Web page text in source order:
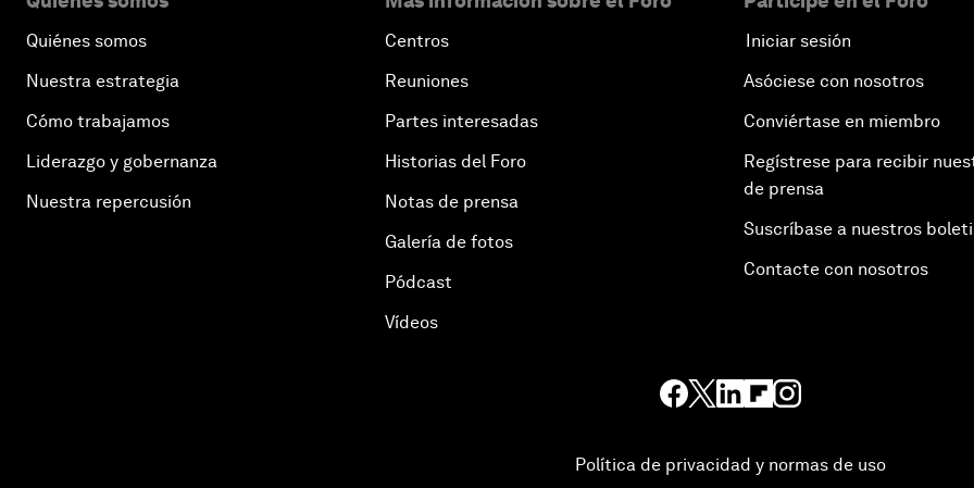
Quiénes somos
Nuestra estrategia
Cómo trabajamos
Liderazgo y gobernanza
Nuestra repercusión
Centros
Reuniones
Partes interesadas
Historias del Foro
Notas de prensa
Galería de fotos
Pódcast
Vídeos
Iniciar sesión
Asóciese con nosotros
Conviértase en miembro
Regístrese para recibir
de prensa
Suscríbase a nuestros
Contacte con nosotros
Política de privacidad y normas de uso